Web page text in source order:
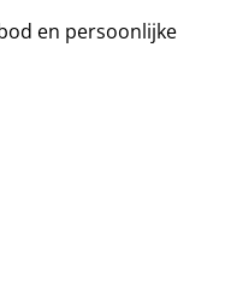
en persoonlijke